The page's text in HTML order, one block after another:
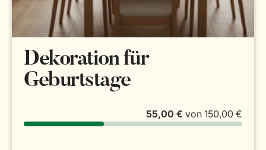
Dekoration für
Geburtstage
55,00 € von 150,00 €